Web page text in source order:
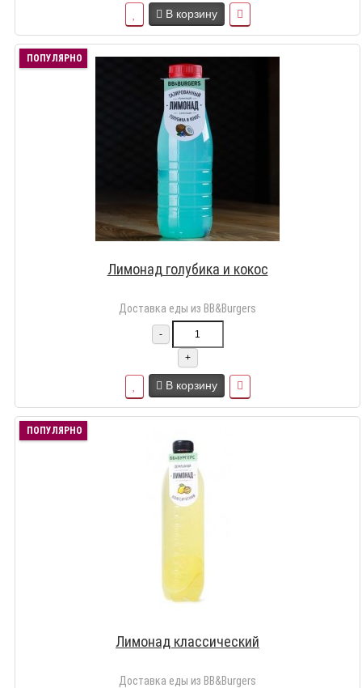
В корзину
ПОПУЛЯРНО
Лимонад голубика и кокос
Доставка еды из BB&Burgers
-
+
В корзину
ПОПУЛЯРНО
Лимонад классический
Доставка еды из BB&Burgers